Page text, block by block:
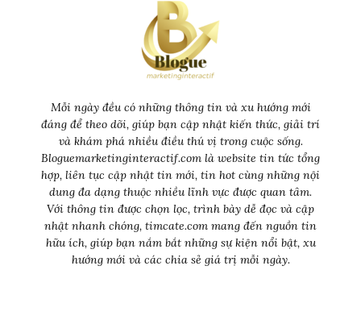
Mỗi ngày đều có những thông tin và xu hướng mới
đáng để theo dõi, giúp bạn cập nhật kiến thức, giải trí
và khám phá nhiều điều thú vị trong cuộc sống.
Bloguemarketinginteractif.com là website tin tức tổng
hợp, liên tục cập nhật tin mới, tin hot cùng những nội
dung đa dạng thuộc nhiều lĩnh vực được quan tâm.
Với thông tin được chọn lọc, trình bày dễ đọc và cập
nhật nhanh chóng, timcate.com mang đến nguồn tin
hữu ích, giúp bạn nắm bắt những sự kiện nổi bật, xu
hướng mới và các chia sẻ giá trị mỗi ngày.